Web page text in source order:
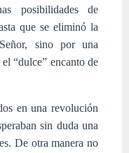
posibilidades de
que se eliminó la
sino por una
“dulce” encanto de
en una revolución
sin duda una
De otra manera no